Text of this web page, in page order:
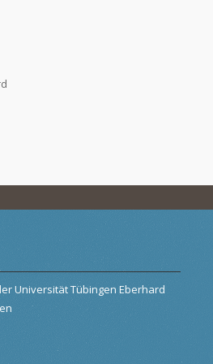
Universität Tübingen Eberhard